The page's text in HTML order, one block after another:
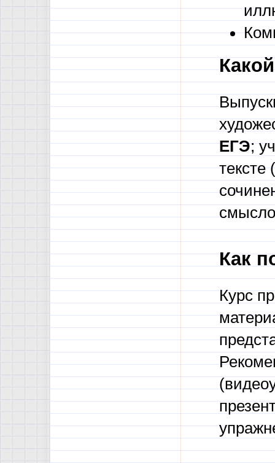
ЕГЭ;
Как
Курс